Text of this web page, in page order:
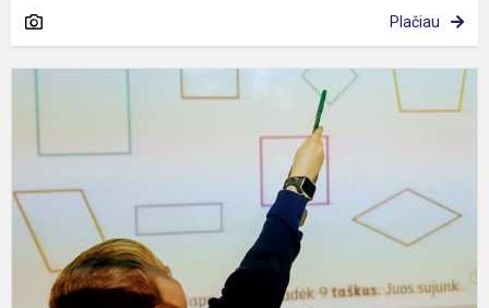
Plačiau